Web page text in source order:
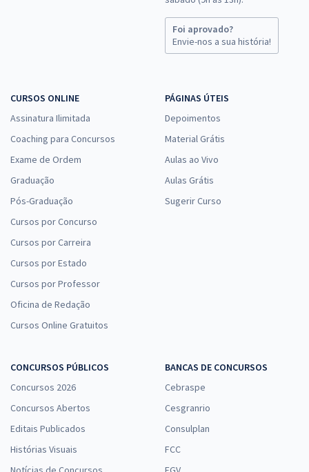
Foi aprovado?
Envie-nos a sua história!
CURSOS ONLINE
Assinatura Ilimitada
Coaching para Concursos
Exame de Ordem
Graduação
Pós-Graduação
Cursos por Concurso
Cursos por Carreira
Cursos por Estado
Cursos por Professor
Oficina de Redação
Cursos Online Gratuitos
PÁGINAS ÚTEIS
Depoimentos
Material Grátis
Aulas ao Vivo
Aulas Grátis
Sugerir Curso
CONCURSOS PÚBLICOS
Concursos 2026
Concursos Abertos
Editais Publicados
Histórias Visuais
BANCAS DE CONCURSOS
Cebraspe
Cesgranrio
Consulplan
FCC